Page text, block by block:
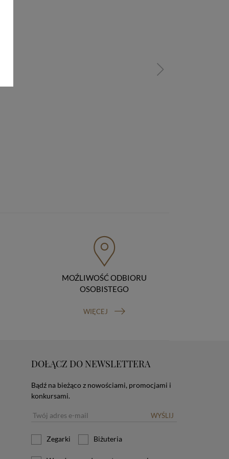
MOŹLIWOŚĆ ODBIORU
OSOBISTEGO
WIĘCEJ
DOŁĄCZ DO NEWSLETTERA
Bądź na bieżąco z nowościami, promocjami i
konkursami.
WYŚLIJ
Zegarki Biżuteria